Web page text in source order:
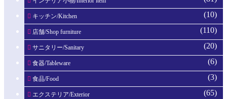
キッチン/Kitchen (10)
店舗/Shop furniture (110)
サニタリー/Sanitary (20)
食器/Tableware (6)
食品/Food (3)
エクステリア/Exterior (65)